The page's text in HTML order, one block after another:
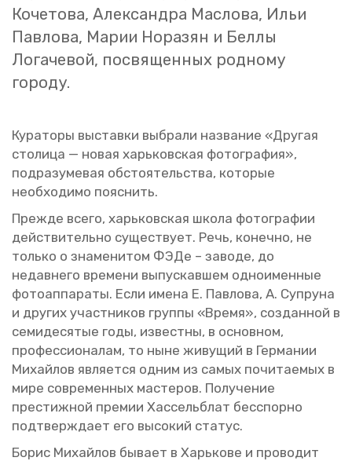
Ко­че­то­ва, Алек­сандра Мас­ло­ва, Ильи
Пав­ло­ва, Марии Но­ра­зян и Беллы
Ло­га­че­вой, по­свя­щен­ных род­но­му
го­ро­ду.
Ку­ра­то­ры вы­став­ки вы­бра­ли на­зва­ние «Дру­гая
сто­ли­ца — новая харь­ков­ская фо­то­гра­фия»,
под­ра­зу­ме­вая об­сто­я­тель­ства, ко­то­рые
необ­хо­ди­мо по­яс­нить.
Пре­жде всего, харь­ков­ская школа фо­то­гра­фии
дей­стви­тель­но су­ще­ству­ет. Речь, ко­неч­но, не
толь­ко о зна­ме­ни­том ФЭДе – за­во­де, до
недав­не­го вре­ме­ни вы­пус­кав­шем од­но­имен­ные
фо­то­ап­па­ра­ты. Если имена Е. Пав­ло­ва, А. Су­пру­на
и дру­гих участ­ни­ков груп­пы «Время», со­здан­ной в
се­ми­де­ся­тые годы, из­вест­ны, в ос­нов­ном,
про­фес­си­о­на­лам, то ныне жи­ву­щий в Гер­ма­нии
Ми­хай­лов яв­ля­ет­ся одним из самых по­чи­та­е­мых в
мире со­вре­мен­ных ма­сте­ров. По­лу­че­ние
пре­стиж­ной пре­мии Хас­сель­блат бес­спор­но
под­твер­жда­ет его вы­со­кий ста­тус.
Борис Ми­хай­лов бы­ва­ет в Харь­ко­ве и про­во­дит